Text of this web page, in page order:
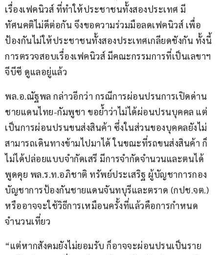
เรื่องเฟคนิวส์ ที่ทำให้ประชาชนทั้งสองประเทศ มี
ทัศนคติไม่ดีต่อกัน จึงขอความร่วมมือลดเฟคนิวส์ เพื่อ
ป้องกันไม่ให้ประชาชนทั้งสองประเทศเกลียดชังกัน ทั้งนี้
การตรวจสอบเรื่องเฟคนิวส์ มีคณะกรรมการที่เป็นเลขาฯ
จีบีซี ดูแลอยู่แล้ว
พล.อ.ณัฐพล กล่าวอีกว่า กรณีการผ่อนปรนการเปิดด่าน
ชายแดนไทย-กัมพูชา ขอย้ำว่าไม่ได้ผ่อนปรนบุคคล แต่
เป็นการผ่อนปรนขนส่งสินค้า ซึ่งในส่วนของบุคคลยังไม่
สามารถเดินทางข้ามไปมาได้ ในขณะที่รถขนส่งสินค้า ก็
ไม่ได้ปล่อยแบบจำกัดเสรี มีการจำกัดจำนวนและตนได้
พูดคุย พล.ร.ท.อภิชาติ ทรัพย์ประเสริฐ ผู้บัญชาการกอง
บัญชาการป้องกันชายแดนจันทบุรีและตราด (กปช.จต.)
หรืออาจจะใช้วิธีการเหมือนครั้งที่แล้วคือการกำหนด
จำนวนเที่ยว
“แต่หากสังคมยังไม่ยอมรับ ก็อาจจะผ่อนปรนเป็นราย